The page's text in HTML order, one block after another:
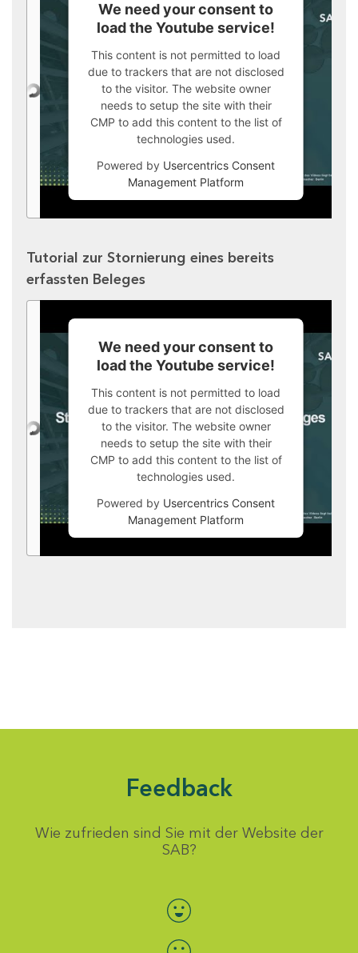
We need your consent to
load the Youtube service!
This content is not permitted to load
due to trackers that are not disclosed
to the visitor. The website owner
needs to setup the site with their
CMP to add this content to the list of
technologies used.
Powered by Usercentrics Consent
Management Platform
Tutorial zur Stornierung eines bereits
erfassten Beleges
We need your consent to
load the Youtube service!
This content is not permitted to load
due to trackers that are not disclosed
to the visitor. The website owner
needs to setup the site with their
CMP to add this content to the list of
technologies used.
Powered by Usercentrics Consent
Management Platform
Feedback
Wie zufrieden sind Sie mit der Website der
SAB?
Bewertung auswählen